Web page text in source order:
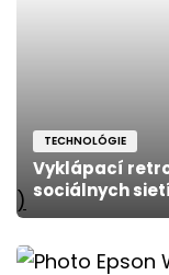
)
TECHNOLÓGIE
Vyklápací
sociálnych